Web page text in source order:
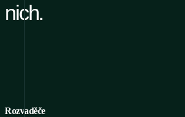
nich.
Rozvaděče